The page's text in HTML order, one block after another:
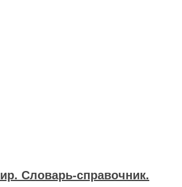
Словарь-справочник.